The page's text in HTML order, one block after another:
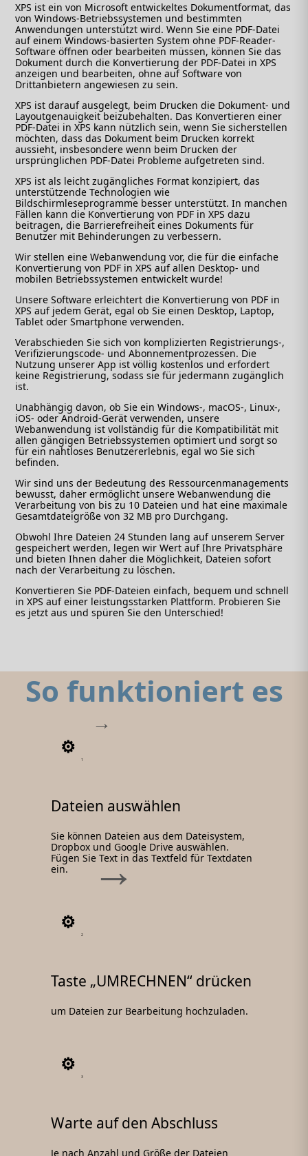
XPS ist ein von Microsoft entwickeltes Dokumentformat, das
von Windows-Betriebssystemen und bestimmten
Anwendungen unterstützt wird. Wenn Sie eine PDF-Datei
auf einem Windows-basierten System ohne PDF-Reader-
Software öffnen oder bearbeiten müssen, können Sie das
Dokument durch die Konvertierung der PDF-Datei in XPS
anzeigen und bearbeiten, ohne auf Software von
Drittanbietern angewiesen zu sein.
XPS ist darauf ausgelegt, beim Drucken die Dokument- und
Layoutgenauigkeit beizubehalten. Das Konvertieren einer
PDF-Datei in XPS kann nützlich sein, wenn Sie sicherstellen
möchten, dass das Dokument beim Drucken korrekt
aussieht, insbesondere wenn beim Drucken der
ursprünglichen PDF-Datei Probleme aufgetreten sind.
XPS ist als leicht zugängliches Format konzipiert, das
unterstützende Technologien wie
Bildschirmleseprogramme besser unterstützt. In manchen
Fällen kann die Konvertierung von PDF in XPS dazu
beitragen, die Barrierefreiheit eines Dokuments für
Benutzer mit Behinderungen zu verbessern.
Wir stellen eine Webanwendung vor, die für die einfache
Konvertierung von PDF in XPS auf allen Desktop- und
mobilen Betriebssystemen entwickelt wurde!
Unsere Software erleichtert die Konvertierung von PDF in
XPS auf jedem Gerät, egal ob Sie einen Desktop, Laptop,
Tablet oder Smartphone verwenden.
Verabschieden Sie sich von komplizierten Registrierungs-,
Verifizierungscode- und Abonnementprozessen. Die
Nutzung unserer App ist völlig kostenlos und erfordert
keine Registrierung, sodass sie für jedermann zugänglich
ist.
Unabhängig davon, ob Sie ein Windows-, macOS-, Linux-,
iOS- oder Android-Gerät verwenden, unsere
Webanwendung ist vollständig für die Kompatibilität mit
allen gängigen Betriebssystemen optimiert und sorgt so
für ein nahtloses Benutzererlebnis, egal wo Sie sich
befinden.
Wir sind uns der Bedeutung des Ressourcenmanagements
bewusst, daher ermöglicht unsere Webanwendung die
Verarbeitung von bis zu 10 Dateien und hat eine maximale
Gesamtdateigröße von 32 MB pro Durchgang.
Obwohl Ihre Dateien 24 Stunden lang auf unserem Server
gespeichert werden, legen wir Wert auf Ihre Privatsphäre
und bieten Ihnen daher die Möglichkeit, Dateien sofort
nach der Verarbeitung zu löschen.
Konvertieren Sie PDF-Dateien einfach, bequem und schnell
in XPS auf einer leistungsstarken Plattform. Probieren Sie
es jetzt aus und spüren Sie den Unterschied!
So funktioniert es
1
Dateien auswählen
Sie können Dateien aus dem Dateisystem,
Dropbox und Google Drive auswählen.
Fügen Sie Text in das Textfeld für Textdaten
ein.
2
Taste „UMRECHNEN“ drücken
um Dateien zur Bearbeitung hochzuladen.
3
Warte auf den Abschluss
Je nach Anzahl und Größe der Dateien